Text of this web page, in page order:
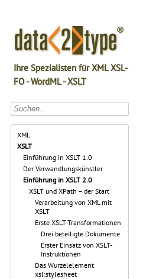
Ihre Spezialisten für XML XSL-
FO - WordML - XSLT
XML
XSLT
Einführung in XSLT 1.0
Der Verwandlungskünstler
Einführung in XSLT 2.0
XSLT und XPath – der Start
Verarbeitung von XML mit
XSLT
Erste XSLT-Transformationen
Drei beteiligte Dokumente
Erster Einsatz von XSLT-
Instruktionen
Das Wurzelelement
xsl:stylesheet